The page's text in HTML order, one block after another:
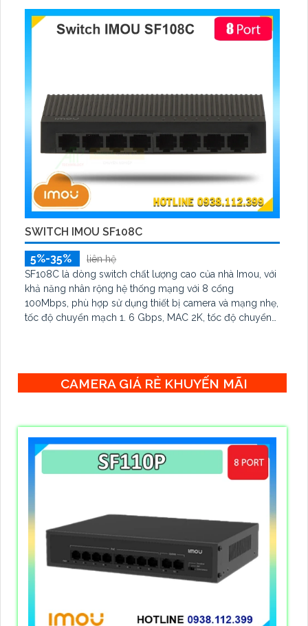
ổn định. mạng
SWITCH IMOU SF108C
5%-35%
liên hệ
SF108C là dòng switch chất lượng cao của nhà Imou, với
khả năng nhân rộng hệ thống mạng với 8 cổng
100Mbps, phù hợp sử dụng thiết bị camera và mạng nhẹ,
tốc độ chuyển mạch 1. 6 Gbps, MAC 2K, tốc độ chuyển
CAMERA GIÁ RẺ KHUYẾN MÃI